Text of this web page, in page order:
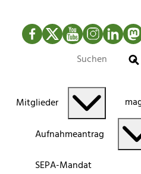
Facebook
TwitterYouTubeInstagram
Suche
Mitglieder
Aufnahmeantrag
SEPA-Mandat